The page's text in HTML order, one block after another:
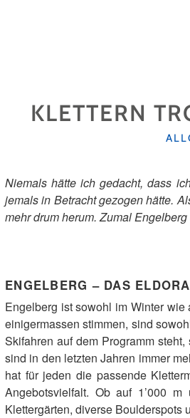
KLETTERN
Niemals hätte ich gedacht, dass
jemals in Betracht gezogen hätte.
mehr drum herum. Zumal
ENGELBERG – DAS
Engelberg ist sowohl im Winter
einigermassen stimmen, sind
Skifahren auf dem Programm
sind in den letzten Jahren immer
hat für jeden die passende
Angebotsvielfalt. Ob auf 1’000
Klettergärten, diverse Boulderspots